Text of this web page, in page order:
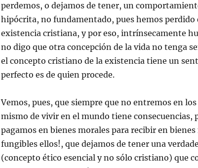
perdemos, o dejamos de tener, un
hipócrita, no fundamentado, pues hemos
existencia cristiana, y por eso, intrínsecamente
no digo que otra concepción de la vida no tenga
el concepto cristiano de la existencia tiene un
perfecto es de quien procede.
Vemos, pues, que siempre que no entremos en
mismo de vivir en el mundo tiene consecuencias,
pagamos en bienes morales para recibir en
fungibles ellos!, que dejamos de tener una
(concepto ético esencial y no sólo cristiano) que